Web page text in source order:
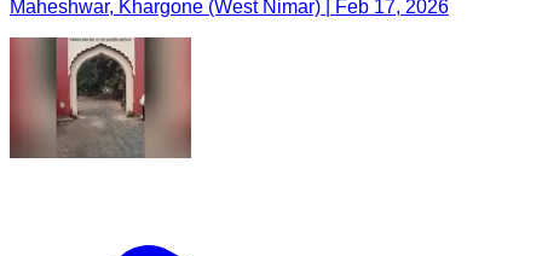
Maheshwar, Khargone (West Nimar) | Feb 17, 2026